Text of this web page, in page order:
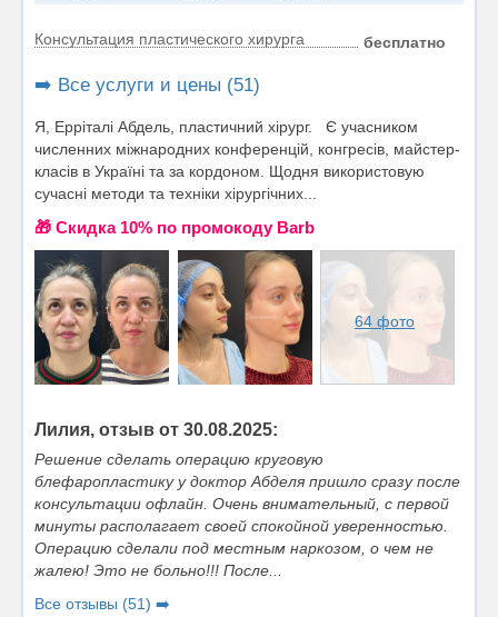
Консультация пластического хирурга бесплатно
➡️ Все услуги и цены (51)
Я, Ерріталі Абдель, пластичний хірург. Є учасником
численних міжнародних конференцій, конгресів, майстер-
класів в Україні та за кордоном. Щодня використовую
сучасні методи та техніки хірургічних...
🎁 Cкидка 10% по промокоду Barb
64 фото
Лилия, отзыв от 30.08.2025:
Решение сделать операцию круговую
блефаропластику у доктор Абделя пришло сразу после
консультации офлайн. Очень внимательный, с первой
минуты располагает своей спокойной уверенностью.
Операцию сделали под местным наркозом, о чем не
жалею! Это не больно!!! После...
Все отзывы (51) ➡️